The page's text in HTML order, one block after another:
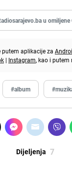
u omiljene
putem aplikacije za
| Instagram, kao i putem
#album
Dijeljenja 7